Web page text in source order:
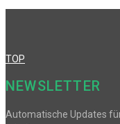
TOP
NEWSLETTER
Automatische Updates